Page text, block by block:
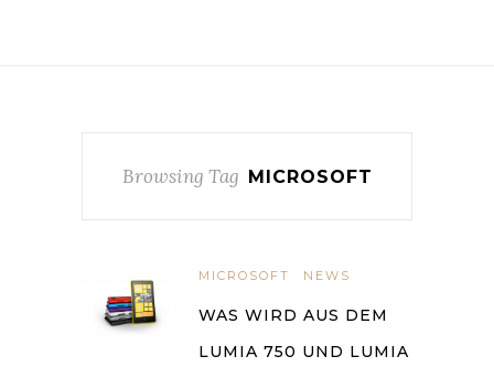
Browsing Tag MICROSOFT
MICROSOFT NEWS
WAS WIRD AUS DEM
LUMIA 750 UND LUMIA